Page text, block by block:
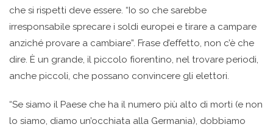
che si rispetti deve essere. “Io so che sarebbe
irresponsabile sprecare i soldi europei e tirare a campare
anziché provare a cambiare”. Frase d’effetto, non c’è che
dire. È un grande, il piccolo fiorentino, nel trovare periodi,
anche piccoli, che possano convincere gli elettori.
“Se siamo il Paese che ha il numero più alto di morti (e non
lo siamo, diamo un’occhiata alla Germania), dobbiamo